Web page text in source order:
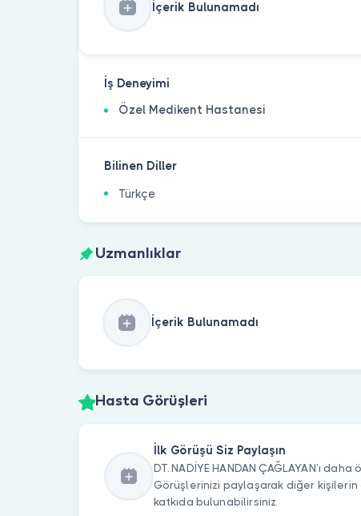
İçerik Bulunamadı
İş Deneyimi
Özel Medikent Hastanesi
Bilinen Diller
Türkçe
Uzmanlıklar
İçerik Bulunamadı
Hasta Görüşleri
İlk Görüşü Siz Paylaşın
DT. NADİYE HANDAN ÇAĞLAYAN’ı
Görüşlerinizi paylaşarak diğer kişilerin
katkıda bulunabilirsiniz.